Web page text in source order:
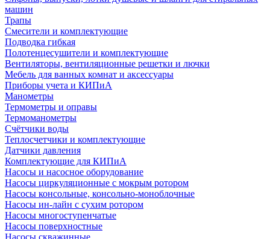
машин
Трапы
Смесители и комплектующие
Подводка гибкая
Полотенцесушители и комплектующие
Вентиляторы, вентиляционные решетки и лючки
Мебель для ванных комнат и аксессуары
Приборы учета и КИПиА
Манометры
Термометры и оправы
Термоманометры
Счётчики воды
Теплосчетчики и комплектующие
Датчики давления
Комплектующие для КИПиА
Насосы и насосное оборудование
Насосы циркуляционные с мокрым ротором
Насосы консольные, консольно-моноблочные
Насосы ин-лайн с сухим ротором
Насосы многоступенчатые
Насосы поверхностные
Насосы скважинные